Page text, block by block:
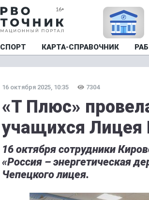
СПОРТ КАРТА-СПРАВОЧНИК
16 октября 2025, 10:35 7304
«Т Плюс»
учащихся Лицея
16 октября сотрудники
«Россия – энергетическая
Чепецкого лицея.